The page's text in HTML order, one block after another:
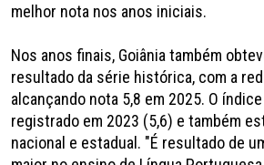
melhor nota nos anos iniciais.
Nos anos finais, Goiânia também
resultado da série histórica, com a
alcançando nota 5,8 em 2025. O
registrado em 2023 (5,6) e também
nacional e estadual. "É resultado de